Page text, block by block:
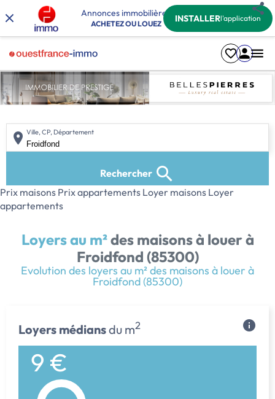
Annonces immobilières
ACHETEZ OU LOUEZ INSTALLERl'application
Ville, CP, Département
Rechercher
Prix maisons Prix appartements Loyer maisons Loyer
appartements
Loyers au m²des maisons à louerà
Froidfond (85300)
Evolution des loyers au m² des maisons à louer à
Froidfond (85300)
Loyers médiansdu m2
9 €